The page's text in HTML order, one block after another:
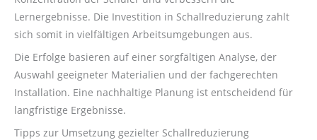
Lernergebnisse. Die Investition in Schallreduzierung zahlt
sich somit in vielfältigen Arbeitsumgebungen aus.
Die Erfolge basieren auf einer sorgfältigen Analyse, der
Auswahl geeigneter Materialien und der fachgerechten
Installation. Eine nachhaltige Planung ist entscheidend für
langfristige Ergebnisse.
Tipps zur Umsetzung gezielter Schallreduzierung